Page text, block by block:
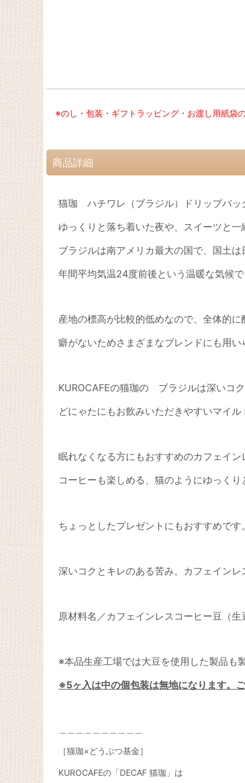
※のし・包装・ギフトラッピング・お渡し用紙袋
商品詳細
猫珈 ハチワレ（ブラジル）ドリップバッ
ゆっくりと落ち着いた夜や、スイーツと
ブラジルは南アメリカ最大の国で、国土は
年間平均気温24度前後という温暖な気候
産地の標高が比較的低めなので、全体的
癖がないためさまざまなブレンドにも用い
KUROCAFEの猫珈の ブラジルは深いコク
どにゃたにもお飲みいただきやすいマイ
眠れなくなる方にもおすすめのカフェイン
コーヒーも楽しめる、猫のようにゆっくり
ちょっとしたプレゼントにもおすすめです。
深いコクとキレのある苦み。カフェイン
原材料名／カフェインレスコーヒー豆（
※本品生産工場では大豆を使用した製品も
※5ヶ入は中の個包装は無地になります。ご
［猫珈×どうぶつ基金］
KUROCAFEの「DECAF 猫珈」は